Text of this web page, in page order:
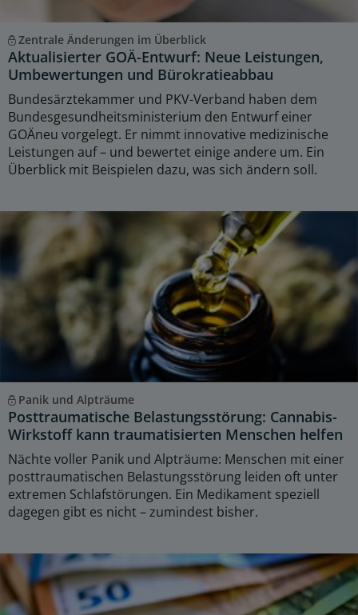
Zentrale Änderungen im Überblick
Aktualisierter GOÄ-Entwurf: Neue Leistungen,
Umbewertungen und Bürokratieabbau
Bundesärztekammer und PKV-Verband haben dem
Bundesgesundheitsministerium den Entwurf einer
GOÄneu vorgelegt. Er nimmt innovative medizinische
Leistungen auf – und bewertet einige andere um. Ein
Überblick mit Beispielen dazu, was sich ändern soll.
Panik und Alpträume
Posttraumatische Belastungsstörung: Cannabis-
Wirkstoff kann traumatisierten Menschen helfen
Nächte voller Panik und Alpträume: Menschen mit einer
posttraumatischen Belastungsstörung leiden oft unter
extremen Schlafstörungen. Ein Medikament speziell
dagegen gibt es nicht – zumindest bisher.